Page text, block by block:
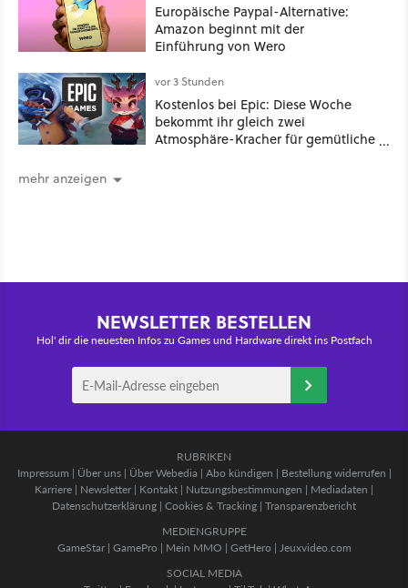
Europäische Paypal-Alternative:
Amazon beginnt mit der
Einführung von Wero
vor 3 Stunden
Kostenlos bei Epic: Diese Woche
bekommt ihr gleich zwei
Atmosphäre-Kracher für gemütliche
mehr anzeigen
NEWSLETTER BESTELLEN
Hol' dir die neuesten Infos zu Games und Hardware direkt ins Postfach
RUBRIKEN
Impressum | Über uns| Über Webedia | Abo kündigen | Bestellung widerrufen |
Karriere | Newsletter | Kontakt | Nutzungsbestimmungen | Mediadaten |
Datenschutzerklärung | Cookies & Tracking | Transparenzbericht
MEDIENGRUPPE
GameStar| GamePro | Mein MMO | GetHero | Jeuxvideo.com
SOCIAL MEDIA